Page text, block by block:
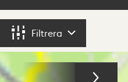
Filtrera